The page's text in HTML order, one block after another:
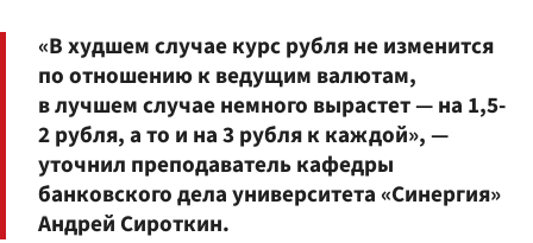
«В худшем случае курс рубля не изменится
по отношению к ведущим валютам,
в лучшем случае немного вырастет — на 1,5-
2 рубля, а то и на 3 рубля к каждой», —
уточнил преподаватель кафедры
банковского дела университета «Синергия»
Андрей Сироткин.